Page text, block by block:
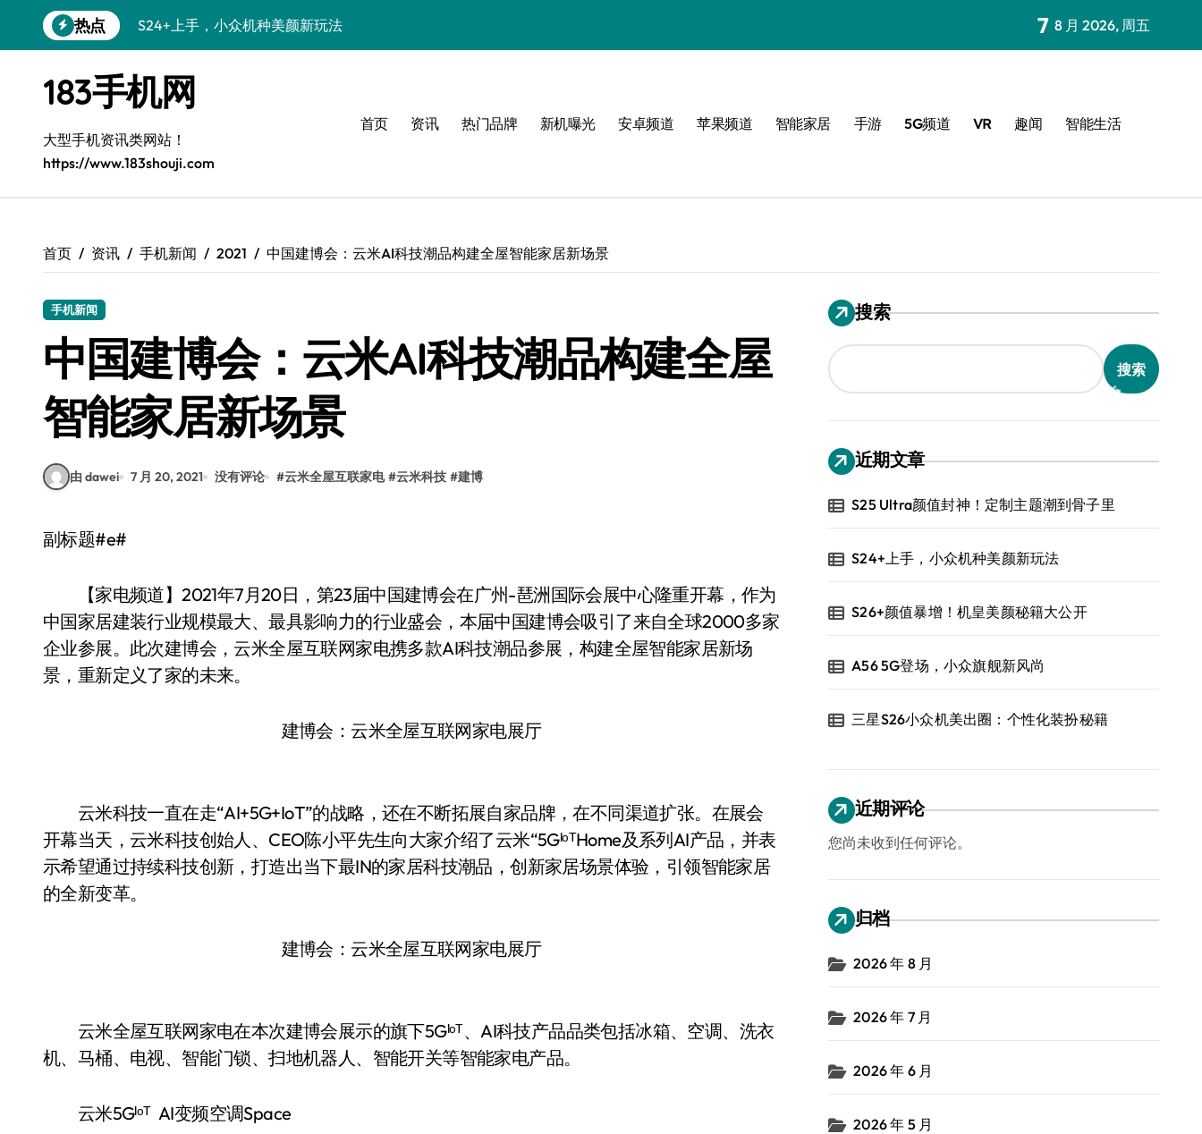
到
热点
S24+上手，小众机种美颜新玩法
A56 5G登场，小众旗舰新风尚
三星S26小众机美出圈：个性化装扮秘籍
S25个性美化秘籍，小众玩法炫酷上线！
C55 5G焕新秘籍：三星潮流定制解锁无限可能
Galaxy Z Flip6：小众潮机，折叠美学新巅峰
S25 Ultra颜值封神！定制主题潮到骨子里
7 8 月 2026, 周五
183手机网
大型手机资讯类网站！
https://www.183shouji.com
首页 资讯 热门品牌 新机曝光 安卓频道 苹果频道 智能家居 手游 5G频道 VR 趣闻 智能生活
首页 资讯 手机新闻 2021 中国建博会：云米AI科技潮品构建全屋智能家居新场景
手机新闻
中国建博会：云米AI科技潮品构建全屋
智能家居新场景
由 dawei 7 月 20, 2021 没有评论 #云米全屋互联家电 #云米科技 #建博
副标题#e#
【家电频道】2021年7月20日，第23届中国建博会在广州-琶洲国际会展中心隆重开幕，作为
中国家居建装行业规模最大、最具影响力的行业盛会，本届中国建博会吸引了来自全球2000多家
企业参展。此次建博会，云米全屋互联网家电携多款AI科技潮品参展，构建全屋智能家居新场
景，重新定义了家的未来。
建博会：云米全屋互联网家电展厅
云米科技一直在走“AI+5G+IoT”的战略，还在不断拓展自家品牌，在不同渠道扩张。在展会
开幕当天，云米科技创始人、CEO陈小平先生向大家介绍了云米“5GᴵᵒᵀHome及系列AI产品，并表
示希望通过持续科技创新，打造出当下最IN的家居科技潮品，创新家居场景体验，引领智能家居
的全新变革。
建博会：云米全屋互联网家电展厅
云米全屋互联网家电在本次建博会展示的旗下5Gᴵᵒᵀ、AI科技产品品类包括冰箱、空调、洗衣
机、马桶、电视、智能门锁、扫地机器人、智能开关等智能家电产品。
云米5Gᴵᵒᵀ AI变频空调Space
搜索
搜索
近期文章
S25 Ultra颜值封神！定制主题潮到骨子里
S24+上手，小众机种美颜新玩法
S26+颜值暴增！机皇美颜秘籍大公开
A56 5G登场，小众旗舰新风尚
三星S26小众机美出圈：个性化装扮秘籍
近期评论
您尚未收到任何评论。
归档
2026 年 8 月
2026 年 7 月
2026 年 6 月
2026 年 5 月